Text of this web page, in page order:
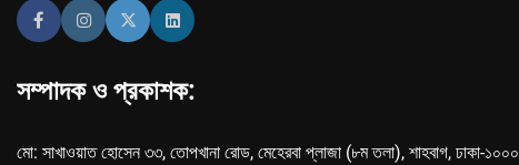
সম্পাদক ও প্রকাশক:
মো: সাখাওয়াত হোসেন ৩৩, তোপখানা রোড, মেহেরবা প্লাজা (৮ম তলা), শাহবাগ, ঢাকা-১০০০